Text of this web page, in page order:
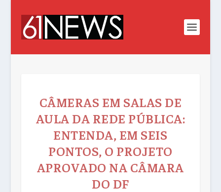
CÂMERAS EM SALAS DE
AULA DA REDE PÚBLICA:
ENTENDA, EM SEIS
PONTOS, O PROJETO
APROVADO NA CÂMARA
DO DF